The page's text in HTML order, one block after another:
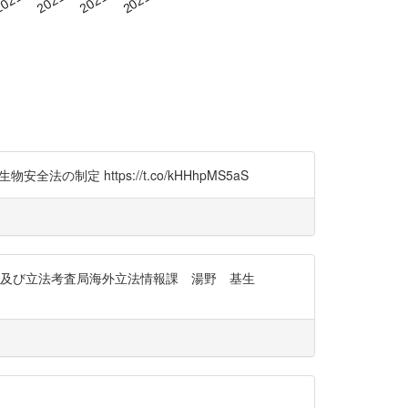
物安全法の制定 https://t.co/kHHhpMS5aS
及び立法考査局海外立法情報課 湯野 基生